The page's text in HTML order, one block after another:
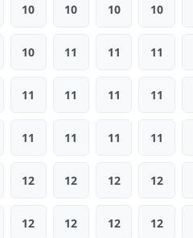
10 10 10 10
10 11 11 11
11 11 11 11
11 11 11 11
12 12 12 12
12 12 12 12